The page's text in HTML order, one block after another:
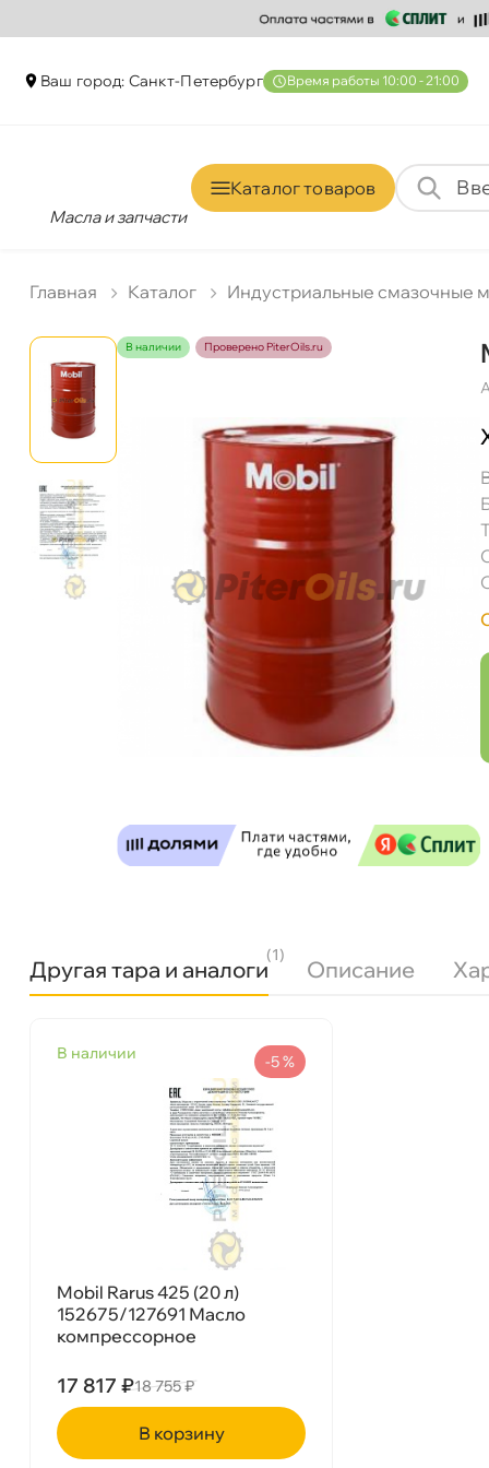
аш город: Санкт-Петербур ремя работы 10:00 - 21:00
Масла и запчасти
Каталог товаро
Главная Катало Индустриальные смазочные
наличии Проверено PiterOils.ru
Другая тара и аналоги
(1)
Описание
Mobil Rarus 425 (20 л)
152675/127691 Масло
компрессорное
наличии
17 817 ₽
-5 %
18 755 ₽
корзину
Бренд
Минеральное
DIN 51506 VD-L (1985-09)
208л
152552/125279
Промышленное
Mobil Rarus 425 (208 л) 152552/125279
Бесплатная
Самовывоз
ул. Салова, д. 30
Пн-Пт09.30 - 19.00
Сегодня, бесплатно